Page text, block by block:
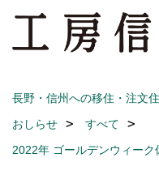
長野・信州への移住・注文
おしらせ
すべて
2022年 ゴールデンウィーク